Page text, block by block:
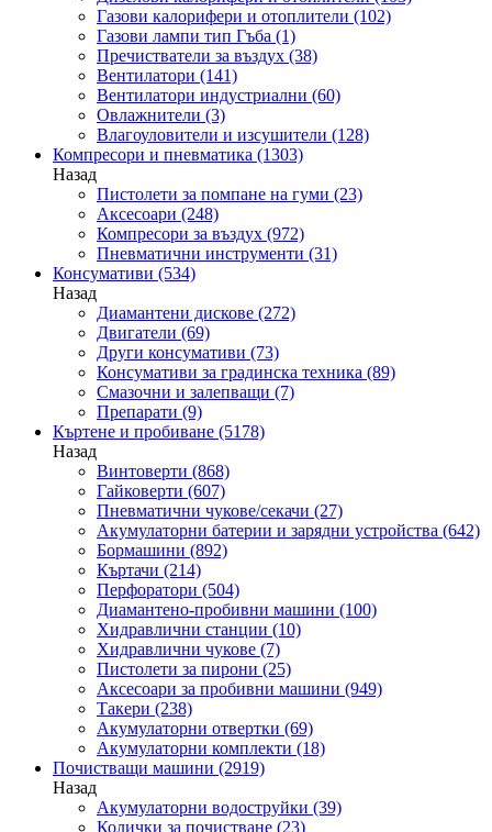
Газови калорифери и отоплители (102)
Газови лампи тип Гъба (1)
Пречистватели за въздух (38)
Вентилатори (141)
Вентилатори индустриални (60)
Овлажнители (3)
Влагоуловители и изсушители (128)
Компресори и пневматика (1303)
Назад
Пистолети за помпане на гуми (23)
Аксесоари (248)
Компресори за въздух (972)
Пневматични инструменти (31)
Консумативи (534)
Назад
Диамантени дискове (272)
Двигатели (69)
Други консумативи (73)
Консумативи за градинска техника (89)
Смазочни и залепващи (7)
Препарати (9)
Къртене и пробиване (5178)
Назад
Винтоверти (868)
Гайковерти (607)
Пневматични чукове/секачи (27)
Акумулаторни батерии и зарядни устройства (642)
Бормашини (892)
Къртачи (214)
Перфоратори (504)
Диамантено-пробивни машини (100)
Хидравлични станции (10)
Хидравлични чукове (7)
Пистолети за пирони (25)
Аксесоари за пробивни машини (949)
Такери (238)
Акумулаторни отвертки (69)
Акумулаторни комплекти (18)
Почистващи машини (2919)
Назад
Акумулаторни водоструйки (39)
Колички за почистване (23)